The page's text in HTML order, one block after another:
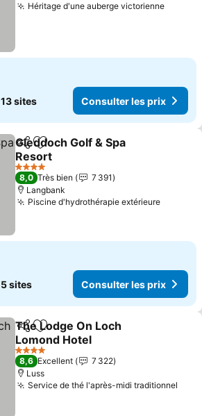
Héritage d'une auberge victorienne
13 sites Consulter les prix
PartagerAjouter à mes favoris
Gleddoch Golf & Spa
Resort
Consulter les prix
4 Étoiles
8,0 Très bien
7 391
Langbank
Piscine d'hydrothérapie extérieure
5 sites Consulter les prix
PartagerAjouter à mes favoris
The Lodge On Loch
Lomond Hotel
Consulter les prix
4 Étoiles
8,6 Excellent
7 322
Luss
Service de thé l'après-midi traditionnel